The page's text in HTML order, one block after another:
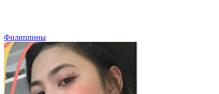
Филиппины